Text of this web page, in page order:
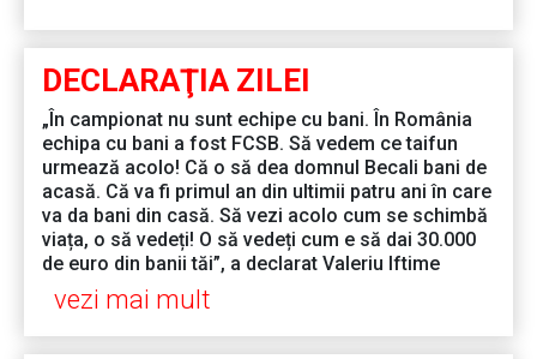
DECLARAŢIA ZILEI
„În campionat nu sunt echipe cu bani. În România
echipa cu bani a fost FCSB. Să vedem ce taifun
urmează acolo! Că o să dea domnul Becali bani de
acasă. Că va fi primul an din ultimii patru ani în care
va da bani din casă. Să vezi acolo cum se schimbă
viața, o să vedeți! O să vedeți cum e să dai 30.000
de euro din banii tăi”, a declarat Valeriu Iftime
vezi mai mult